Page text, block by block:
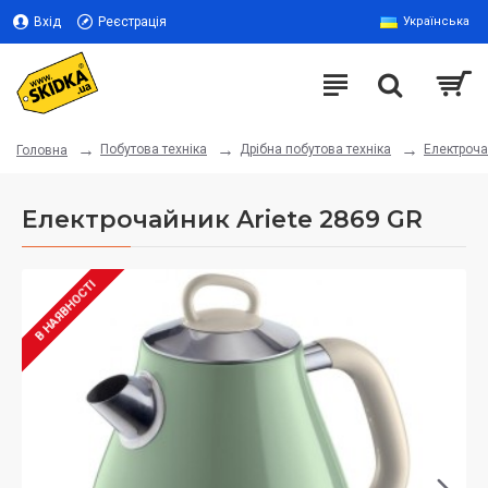
Вхід Реєстрація Українська
Головна Побутова техніка Дрібна побутова техніка
Електрочайник Ariete 2869 GR
В НАЯВНОСТІ